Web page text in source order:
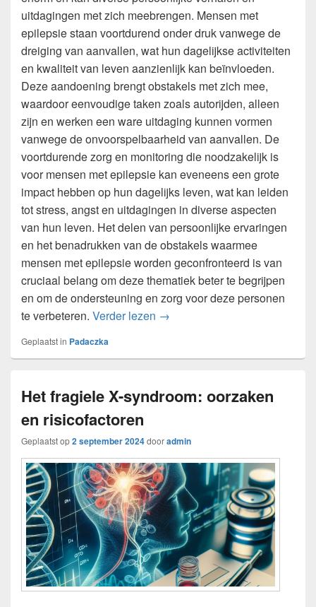
uitdagingen met zich meebrengen. Mensen met
epilepsie staan voortdurend onder druk vanwege de
dreiging van aanvallen, wat hun dagelijkse activiteiten
en kwaliteit van leven aanzienlijk kan beïnvloeden.
Deze aandoening brengt obstakels met zich mee,
waardoor eenvoudige taken zoals autorijden, alleen
zijn en werken een ware uitdaging kunnen vormen
vanwege de onvoorspelbaarheid van aanvallen. De
voortdurende zorg en monitoring die noodzakelijk is
voor mensen met epilepsie kan eveneens een grote
impact hebben op hun dagelijks leven, wat kan leiden
tot stress, angst en uitdagingen in diverse aspecten
van hun leven. Het delen van persoonlijke ervaringen
en het benadrukken van de obstakels waarmee
mensen met epilepsie worden geconfronteerd is van
cruciaal belang om deze thematiek beter te begrijpen
en om de ondersteuning en zorg voor deze personen
te verbeteren. Verder lezen Impact van epilepsie op het
→
Geplaatst in Padaczka
Het fragiele X-syndroom: oorzaken
en risicofactoren
Geplaatst op2 september 2024dooradmin